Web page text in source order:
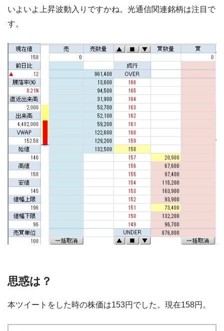
いよいよ上昇波動入りですかね。光通信関連銘柄は注目で
す。
思惑は？
本ツイートをした時の株価は153円でした。現在158円。